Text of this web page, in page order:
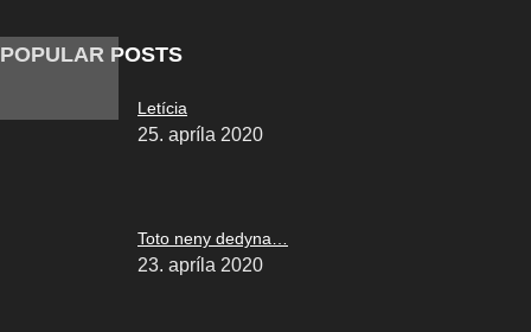
POPULAR POSTS
Letícia
25. apríla 2020
Toto neny dedyna…
23. apríla 2020